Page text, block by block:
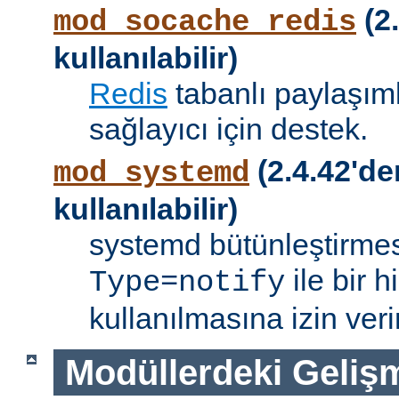
mod_socache_redis
kullanılabilir)
Redis tabanlı
sağlayıcı için destek.
mod_systemd
kullanılabilir)
systemd
Type=notify ile bir
kullanılmasına izin
Modüllerdeki